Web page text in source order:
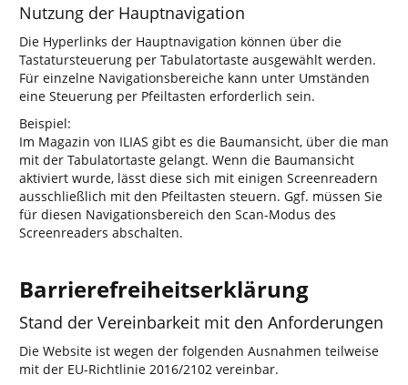
Nutzung der Hauptnavigation
Die Hyperlinks der Hauptnavigation können über die
Tastatursteuerung per Tabulatortaste ausgewählt werden.
Für einzelne Navigationsbereiche kann unter Umständen
eine Steuerung per Pfeiltasten erforderlich sein.
Beispiel:
Im Magazin von ILIAS gibt es die Baumansicht, über die man
mit der Tabulatortaste gelangt. Wenn die Baumansicht
aktiviert wurde, lässt diese sich mit einigen Screenreadern
ausschließlich mit den Pfeiltasten steuern. Ggf. müssen Sie
für diesen Navigationsbereich den Scan-Modus des
Screenreaders abschalten.
Barrierefreiheitserklärung
Stand der Vereinbarkeit mit den Anforderungen
Die Website ist wegen der folgenden Ausnahmen teilweise
mit der EU-Richtlinie 2016/2102 vereinbar.